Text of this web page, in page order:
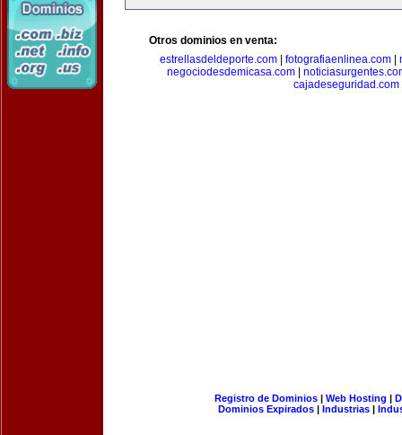
Otros dominios en venta:
estrellasdeldeporte.com
fotografiaenlinea.com
negociodesdemicasa.com
cajadeseguridad.com
Registro de Dominios| Web Hosting |
Dominios Expirados | Industrias |